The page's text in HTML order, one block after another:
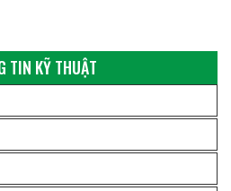
TIN KỸ THUẬT